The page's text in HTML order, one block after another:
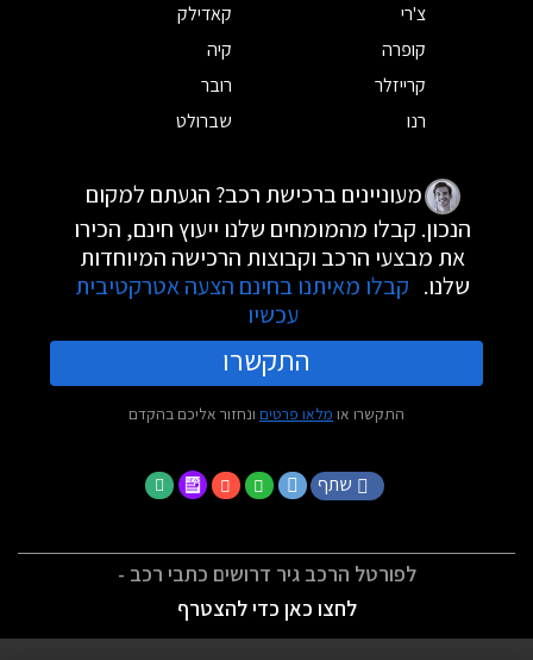
צ'רי
קאדילק
קופרה
קיה
קרייזלר
רובר
רנו
שברולט
מעוניינים ברכישת רכב? הגעתם למקום
הנכון. קבלו מהמומחים שלנו ייעוץ חינם, הכירו
את מבצעי הרכב וקבוצות הרכישה המיוחדות
שלנו. קבלו מאיתנו בחינם הצעה אטרקטיבית
עכשיו
התקשרו
התקשרו או מלאו פרטים ונחזור אליכם בהקדם
שתף
לפורטל הרכב גיר דרושים כתבי רכב -
לחצו כאן כדי להצטרף